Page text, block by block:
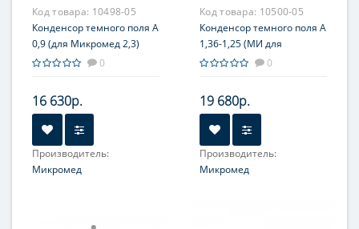
Код товара: 10498-05
Конденсор темного поля А
0,9 (для Микромед 2,3)
0
16 630р.
Производитель:
Микромед
Код товара: 10500-05
Конденсор темного поля А
1,36-1,25 (МИ для
Микромед 2, 3)
0
19 680р.
Производитель:
Микромед